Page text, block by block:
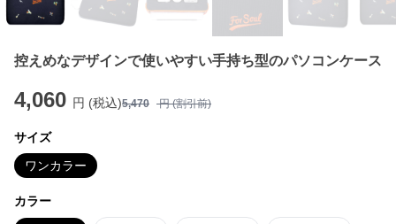
控えめなデザインで使いやすい手持ち型のパソコンケース
4,060 円 (税込)5,470 円 (割引前)
サイズ
ワンカラー
カラー